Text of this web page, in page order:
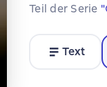
Teil der Serie
Text